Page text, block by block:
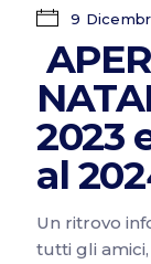
9
2023
al
Un ritrovo
tutti gli